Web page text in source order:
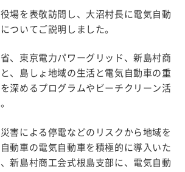
場を表敬訪問し、大沼村長に電気自動
ついてご説明しました。
、東京電力パワーグリッド、新島村商
、島しょ地域の生活と電気自動車の重
深めるプログラムやビーチクリーン活
害による停電などのリスクから地域を
動車の電気自動車を積極的に導入いた
新島村商工会式根島支部に、電気自動